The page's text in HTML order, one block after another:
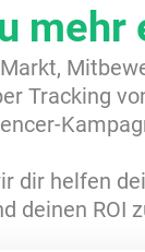
mehr
Tracking
dir helfen
deinen ROI